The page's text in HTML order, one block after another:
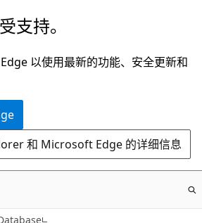
支持。
以使用最新的功能、安全更新和
和 Microsoft Edge 的详细信息